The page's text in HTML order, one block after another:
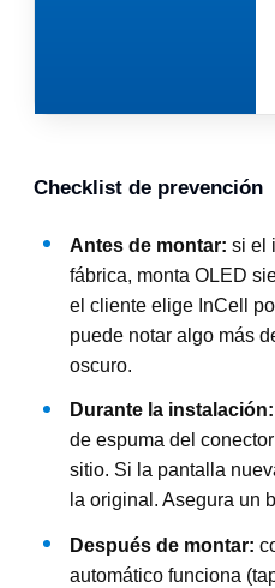
Checklist de prevención
Antes de montar: si el
fábrica, monta OLED
el cliente elige InCell
puede notar algo más
oscuro.
Durante la instalación:
de espuma del
sitio. Si la pantalla
la original. Asegura un
Después de montar:
automático funciona